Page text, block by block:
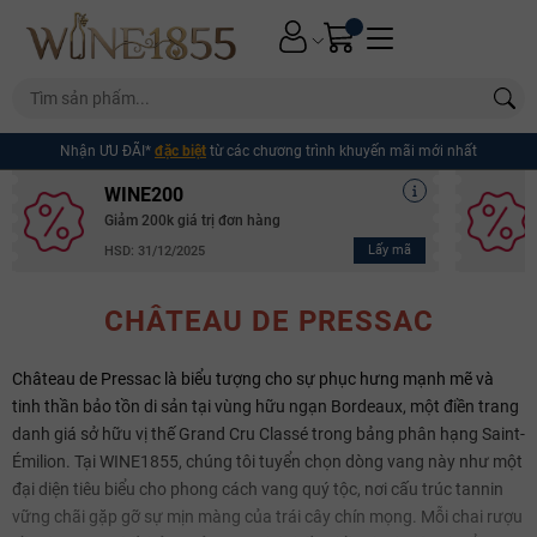
Nhận ƯU ĐÃI* đặc biệt từ các chương trình khuyến mãi mới nhất
WINE200
Giảm 200k giá trị đơn hàng
HSD: 31/12/2025 Lấy mã
CHÂTEAU DE PRESSAC
Château de Pressac là biểu tượng cho sự phục hưng mạnh mẽ và
tinh thần bảo tồn di sản tại vùng hữu ngạn Bordeaux, một điền trang
danh giá sở hữu vị thế Grand Cru Classé trong bảng phân hạng Saint-
Émilion. Tại WINE1855, chúng tôi tuyển chọn dòng vang này như một
đại diện tiêu biểu cho phong cách vang quý tộc, nơi cấu trúc tannin
vững chãi gặp gỡ sự mịn màng của trái cây chín mọng. Mỗi chai rượu